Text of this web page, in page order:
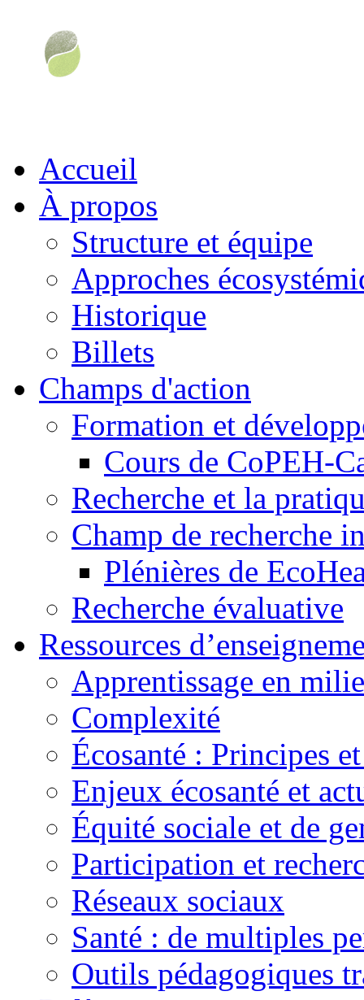
Accueil
À propos
Structure et équipe
Approches
Historique
Billets
Champs d'action
Formation et
Cours de CoPEH-
Recherche et la
Champ de recherche
Plénières de
Recherche évaluative
Ressources
Apprentissage en
Complexité
Écosanté : Principes
Enjeux écosanté et
Équité sociale et de
Participation et
Réseaux sociaux
Santé : de multiples
Outils pédagogiques